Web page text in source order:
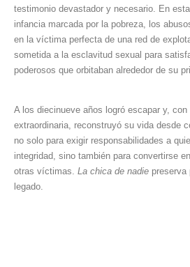
testimonio devastador y necesario. En
infancia marcada por la pobreza, los
en la víctima perfecta de una red de
sometida a la esclavitud sexual para
poderosos que orbitaban alrededor de su
A los diecinueve años logró escapar y,
extraordinaria, reconstruyó su vida desde
no solo para exigir responsabilidades a
integridad, sino también para convertirse
otras víctimas. La chica de nadie
legado.